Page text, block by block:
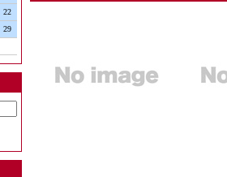
22
29